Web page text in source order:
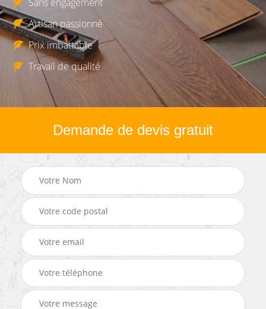
Artisan passionné
Prix imbattable
Travail de qualité
Demande de devis gratuit